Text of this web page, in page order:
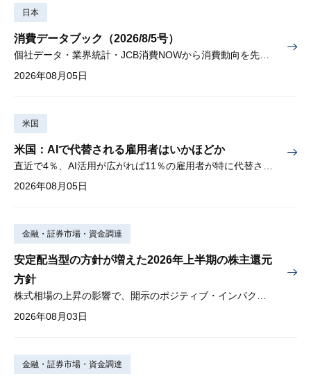
日本
消費データブック（2026/8/5号）
2026年08月05日
米国
米国：AIで代替される雇用者はいかほどか
2026年08月05日
金融・証券市場・資金調達
安定配当型の方針が増えた2026年上半期の株主還元
方針
2026年08月03日
金融・証券市場・資金調達